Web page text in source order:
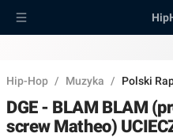
Hip-Hop / Muzyka / Polski
DGE - BLAM BLAM
screw Matheo)